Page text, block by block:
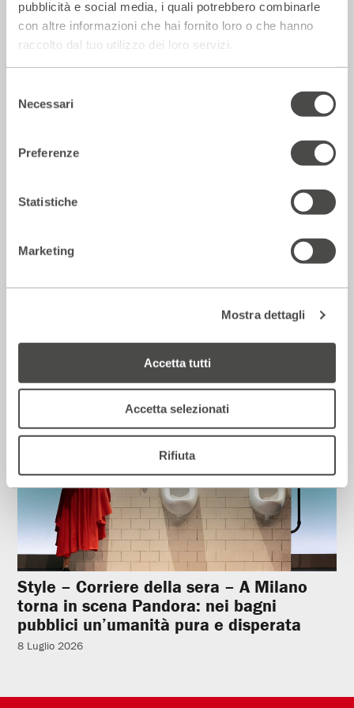
pubblicità e social media, i quali potrebbero combinarle
con altre informazioni che hai fornito loro o che hanno
raccolto dal tuo utilizzo dei loro servizi.
delNecessari
Preferenze
Statistiche
Marketing
Mostra dettagli
Accetta tutti
Accetta selezionati
Rifiuta
14 Luglio 2026
Rassegna Stampa
Rassegna Stampa
Style – Corriere della sera – A Milano
torna in scena Pandora: nei bagni
pubblici un’umanità pura e disperata
8 Luglio 2026